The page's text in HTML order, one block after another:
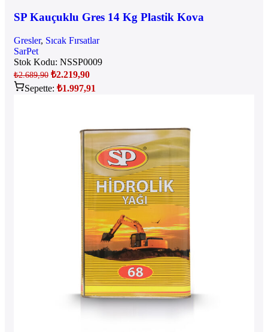
SP Kauçuklu Gres 14 Kg Plastik Kova
Gresler, Sıcak Fırsatlar
SarPet
Stok Kodu: NSSP0009
₺2.689,90 ₺2.219,90
Sepette: ₺1.997,91